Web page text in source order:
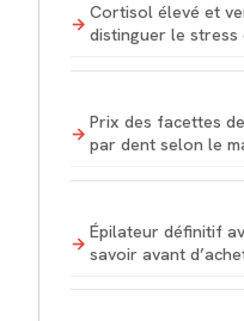
Cortisol élevé et
distinguer le stress
Prix des facettes
par dent selon le
Épilateur définitif
savoir avant